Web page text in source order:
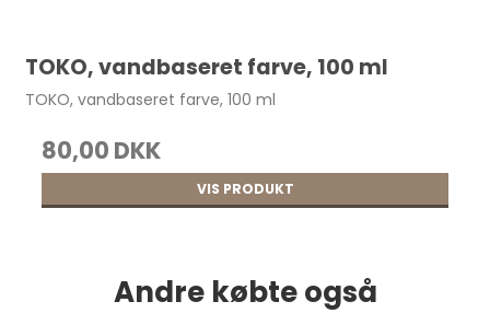
TOKO, vandbaseret farve, 100 ml
TOKO, vandbaseret farve, 100 ml
80,00 DKK
VIS PRODUKT
Andre købte også